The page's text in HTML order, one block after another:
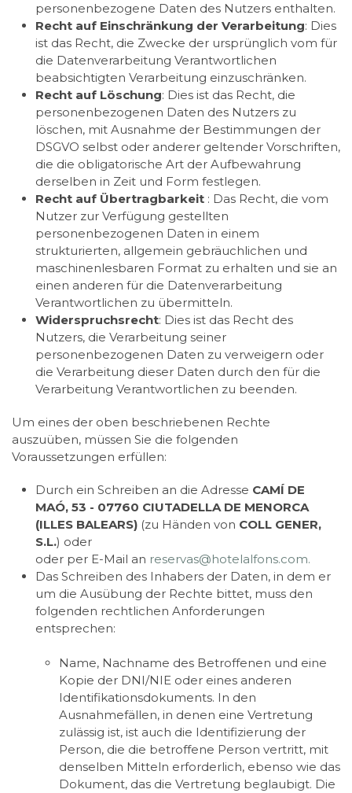
personenbezogene Daten des Nutzers enthalten.
Recht auf Einschränkung der Verarbeitung: Dies
ist das Recht, die Zwecke der ursprünglich vom für
die Datenverarbeitung Verantwortlichen
beabsichtigten Verarbeitung einzuschränken.
Recht auf Löschung: Dies ist das Recht, die
personenbezogenen Daten des Nutzers zu
löschen, mit Ausnahme der Bestimmungen der
DSGVO selbst oder anderer geltender Vorschriften,
die die obligatorische Art der Aufbewahrung
derselben in Zeit und Form festlegen.
Recht auf Übertragbarkeit : Das Recht, die vom
Nutzer zur Verfügung gestellten
personenbezogenen Daten in einem
strukturierten, allgemein gebräuchlichen und
maschinenlesbaren Format zu erhalten und sie an
einen anderen für die Datenverarbeitung
Verantwortlichen zu übermitteln.
Widerspruchsrecht: Dies ist das Recht des
Nutzers, die Verarbeitung seiner
personenbezogenen Daten zu verweigern oder
die Verarbeitung dieser Daten durch den für die
Verarbeitung Verantwortlichen zu beenden.
Um eines der oben beschriebenen Rechte
auszuüben, müssen Sie die folgenden
Voraussetzungen erfüllen:
Durch ein Schreiben an die Adresse CAMÍ DE
MAÓ, 53 - 07760 CIUTADELLA DE MENORCA
(ILLES BALEARS) (zu Händen von COLL GENER,
S.L.) oder
oder per E-Mail an reservas@hotelalfons.com.
Das Schreiben des Inhabers der Daten, in dem er
um die Ausübung der Rechte bittet, muss den
folgenden rechtlichen Anforderungen
entsprechen:
Name, Nachname des Betroffenen und eine
Kopie der DNI/NIE oder eines anderen
Identifikationsdokuments. In den
Ausnahmefällen, in denen eine Vertretung
zulässig ist, ist auch die Identifizierung der
Person, die die betroffene Person vertritt, mit
denselben Mitteln erforderlich, ebenso wie das
Dokument, das die Vertretung beglaubigt. Die